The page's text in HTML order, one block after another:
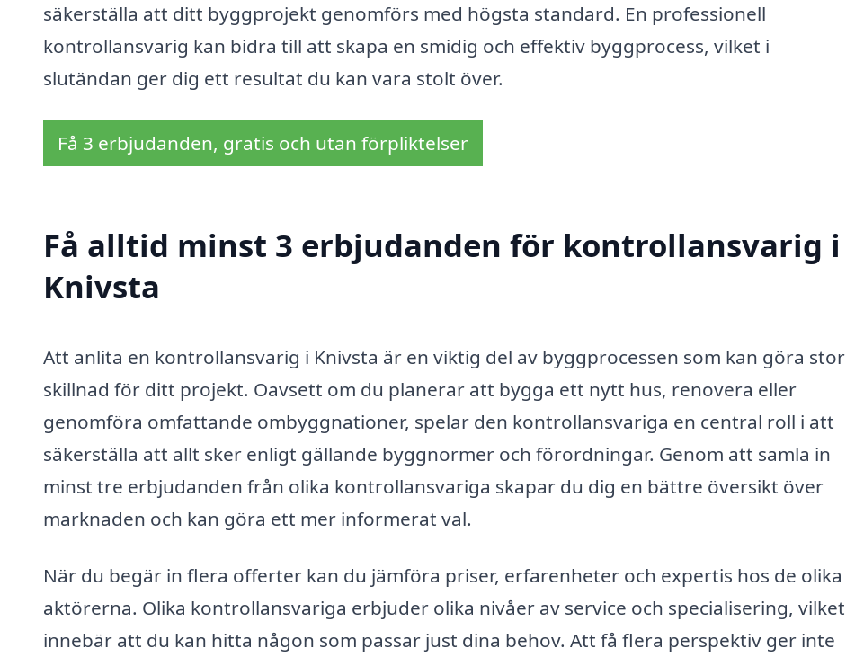
säkerställa att ditt byggprojekt genomförs med högsta standard. En professionell
kontrollansvarig kan bidra till att skapa en smidig och effektiv byggprocess, vilket i
slutändan ger dig ett resultat du kan vara stolt över.
Få 3 erbjudanden, gratis och utan förpliktelser
Få alltid minst 3 erbjudanden för kontrollansvarig i
Knivsta
Att anlita en kontrollansvarig i Knivsta är en viktig del av byggprocessen som kan göra stor
skillnad för ditt projekt. Oavsett om du planerar att bygga ett nytt hus, renovera eller
genomföra omfattande ombyggnationer, spelar den kontrollansvariga en central roll i att
säkerställa att allt sker enligt gällande byggnormer och förordningar. Genom att samla in
minst tre erbjudanden från olika kontrollansvariga skapar du dig en bättre översikt över
marknaden och kan göra ett mer informerat val.
När du begär in flera offerter kan du jämföra priser, erfarenheter och expertis hos de olika
aktörerna. Olika kontrollansvariga erbjuder olika nivåer av service och specialisering, vilket
innebär att du kan hitta någon som passar just dina behov. Att få flera perspektiv ger inte